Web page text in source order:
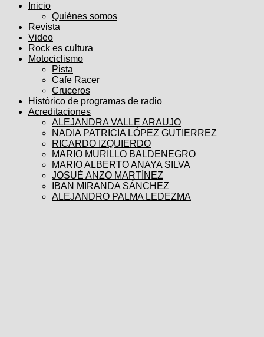
Inicio
Quiénes somos
Revista
Video
Rock es cultura
Motociclismo
Pista
Cafe Racer
Cruceros
Histórico de programas de radio
Acreditaciones
ALEJANDRA VALLE ARAUJO
NADIA PATRICIA LÓPEZ GUTIERREZ
RICARDO IZQUIERDO
MARIO MURILLO BALDENEGRO
MARIO ALBERTO ANAYA SILVA
JOSUÉ ANZO MARTÍNEZ
IBAN MIRANDA SÁNCHEZ
ALEJANDRO PALMA LEDEZMA